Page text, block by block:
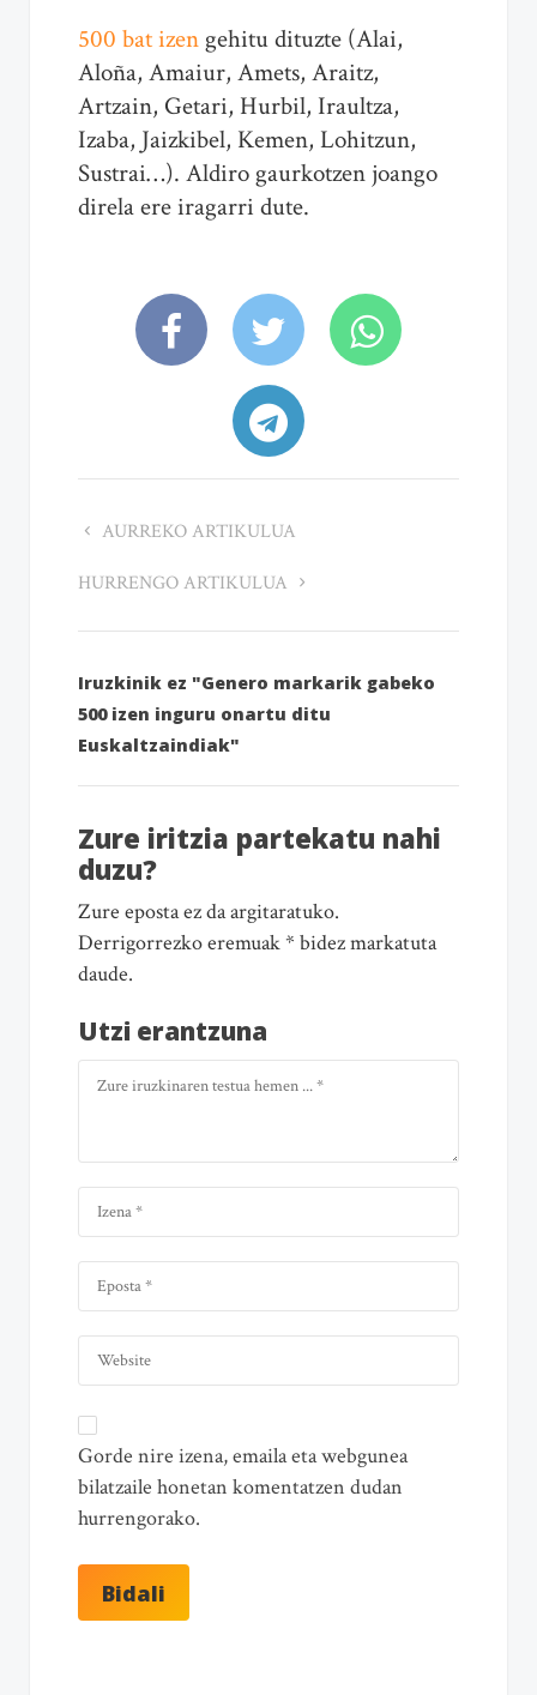
500 bat izen gehitu dituzte (Alai,
Aloña, Amaiur, Amets, Araitz,
Artzain, Getari, Hurbil, Iraultza,
Izaba, Jaizkibel, Kemen, Lohitzun,
Sustrai…). Aldiro gaurkotzen joango
direla ere iragarri dute.
AURREKO ARTIKULUA
HURRENGO ARTIKULUA
Iruzkinik ez "Genero markarik gabeko
500 izen inguru onartu ditu
Euskaltzaindiak"
Zure iritzia partekatu nahi
duzu?
Zure eposta ez da argitaratuko.
Derrigorrezko eremuak * bidez markatuta
daude.
Utzi erantzuna
Gorde nire izena, emaila eta webgunea
bilatzaile honetan komentatzen dudan
hurrengorako.